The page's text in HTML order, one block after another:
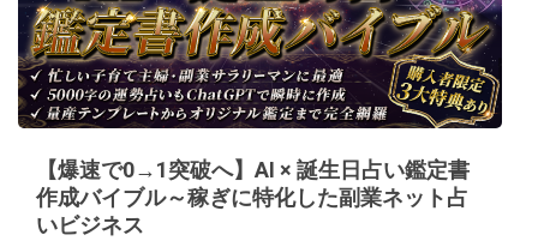
シ
ョ
ン【爆速で0→1突破へ】AI × 誕生日占い鑑定書
作成バイブル～稼ぎに特化した副業ネット占
いビジネス